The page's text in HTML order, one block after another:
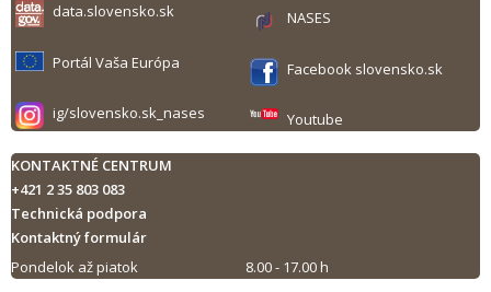
data.slovensko.sk NASES
Portál Vaša Európa Facebook slovensko.sk
ig/slovensko.sk_nases Youtube
KONTAKTNÉ CENTRUM
+421 2 35 803 083
Technická podpora
Kontaktný formulár
Pondelok až piatok
8.00 - 17.00 h
Tlač obsahu